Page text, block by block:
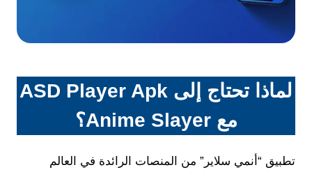
لماذا تحتاج إلى ASD Player Apk
مع Anime Slayer؟
تطبيق “أنمي سلاير” من المنصات الرائدة في العالم